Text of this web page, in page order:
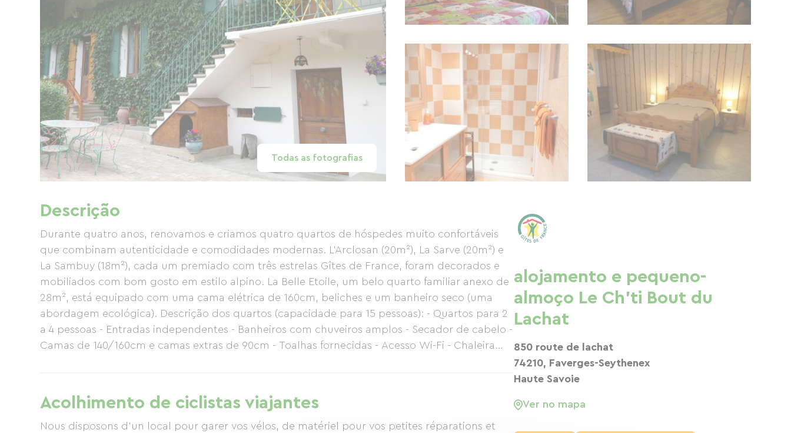
Todas as fotografias
Descrição
Durante quatro anos, renovamos e criamos quatro quartos de hóspedes muito confortáveis ​​
que combinam autenticidade e comodidades modernas. L'Arclosan (20m²), La Sarve (20m²) e
La Sambuy (18m²), cada um premiado com três estrelas Gîtes de France, foram decorados e
mobiliados com bom gosto em estilo alpino. La Belle Etoile, um belo quarto familiar anexo de
28m², está equipado com uma cama elétrica de 160cm, beliches e um banheiro seco (uma
abordagem ecológica). Descrição dos quartos (capacidade para 15 pessoas): - Quartos para 2
a 4 pessoas - Entradas independentes - Banheiros com chuveiros amplos - Secador de cabelo -
Camas de 140/160cm e camas extras de 90cm - Toalhas fornecidas - Acesso Wi-Fi - Chaleira
fazer suas reservas).
Acolhimento de ciclistas viajantes
Nous disposons d'un local pour garer vos vélos, de matériel pour vos petites réparations et
alojamento e pequeno-
almoço Le Ch'ti Bout du
Lachat
850 route de lachat
74210, Faverges-Seythenex
Haute Savoie
Ver no mapa